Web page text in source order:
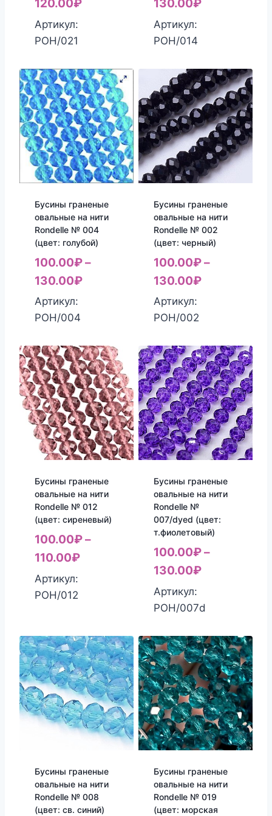
120.00₽
Артикул:
РОН/021
130.00₽
Артикул:
РОН/014
Бусины граненые
овальные на нити
Rondelle № 004
(цвет: голубой)
100.00₽–
130.00₽
Артикул:
РОН/004
Бусины граненые
овальные на нити
Rondelle № 002
(цвет: черный)
100.00₽–
130.00₽
Артикул:
РОН/002
Бусины граненые
овальные на нити
Rondelle № 012
(цвет: сиреневый)
100.00₽–
110.00₽
Артикул:
РОН/012
Бусины граненые
овальные на нити
Rondelle №
007/dyed (цвет:
т.фиолетовый)
100.00₽–
130.00₽
Артикул:
РОН/007d
Бусины граненые
овальные на нити
Rondelle № 008
(цвет: св. синий)
Бусины граненые
овальные на нити
Rondelle № 019
(цвет: морская